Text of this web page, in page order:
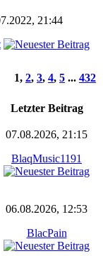
21:44
1, 2, 3, 4, 5 ... 432
Letzter Beitrag
07.08.2026, 21:15
BlaqMusic1191
06.08.2026, 12:53
BlacPain